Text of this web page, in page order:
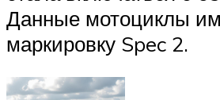
Данные мотоциклы
маркировку Spec 2.